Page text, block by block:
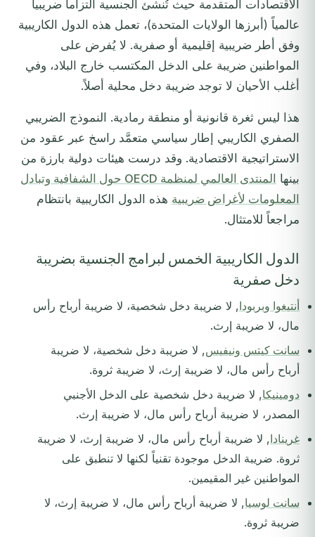
الاقتصادات المتقدمة حيث تُنشئ الجنسية التزاماً ضريبياً
عالمياً (أبرزها الولايات المتحدة)، تعمل هذه الدول الكاريبية
وفق أطر ضريبية إقليمية أو صفرية. لا يُفرض على
المواطنين ضريبة على الدخل المكتسب خارج البلاد، وفي
أغلب الأحيان لا توجد ضريبة دخل محلية أصلاً.
هذا ليس ثغرة قانونية أو منطقة رمادية. النموذج الضريبي
الصفري الكاريبي إطار سياسي متعمَّد راسخ عبر عقود من
الاستراتيجية الاقتصادية. وقد درست هيئات دولية بارزة من
بينها
المنتدى العالمي لمنظمة OECD حول الشفافية وتبادل
المعلومات لأغراض ضريبية هذه الدول الكاريبية بانتظام
مراجعاً للامتثال.
الدول الكاريبية الخمس لبرامج الجنسية بضريبة
دخل صفرية
أنتيغوا وبربودا, لا ضريبة دخل شخصية، لا ضريبة أرباح رأس
مال، لا ضريبة إرث.
سانت كيتس ونيفيس, لا ضريبة دخل شخصية، لا ضريبة
أرباح رأس مال، لا ضريبة إرث، لا ضريبة ثروة.
دومينيكا, لا ضريبة دخل شخصية على الدخل الأجنبي
المصدر، لا ضريبة أرباح رأس مال، لا ضريبة إرث.
غرينادا, لا ضريبة أرباح رأس مال، لا ضريبة إرث، لا ضريبة
ثروة. ضريبة الدخل موجودة تقنياً لكنها لا تنطبق على
المواطنين غير المقيمين.
سانت لوسيا, لا ضريبة أرباح رأس مال، لا ضريبة إرث، لا
ضريبة ثروة.